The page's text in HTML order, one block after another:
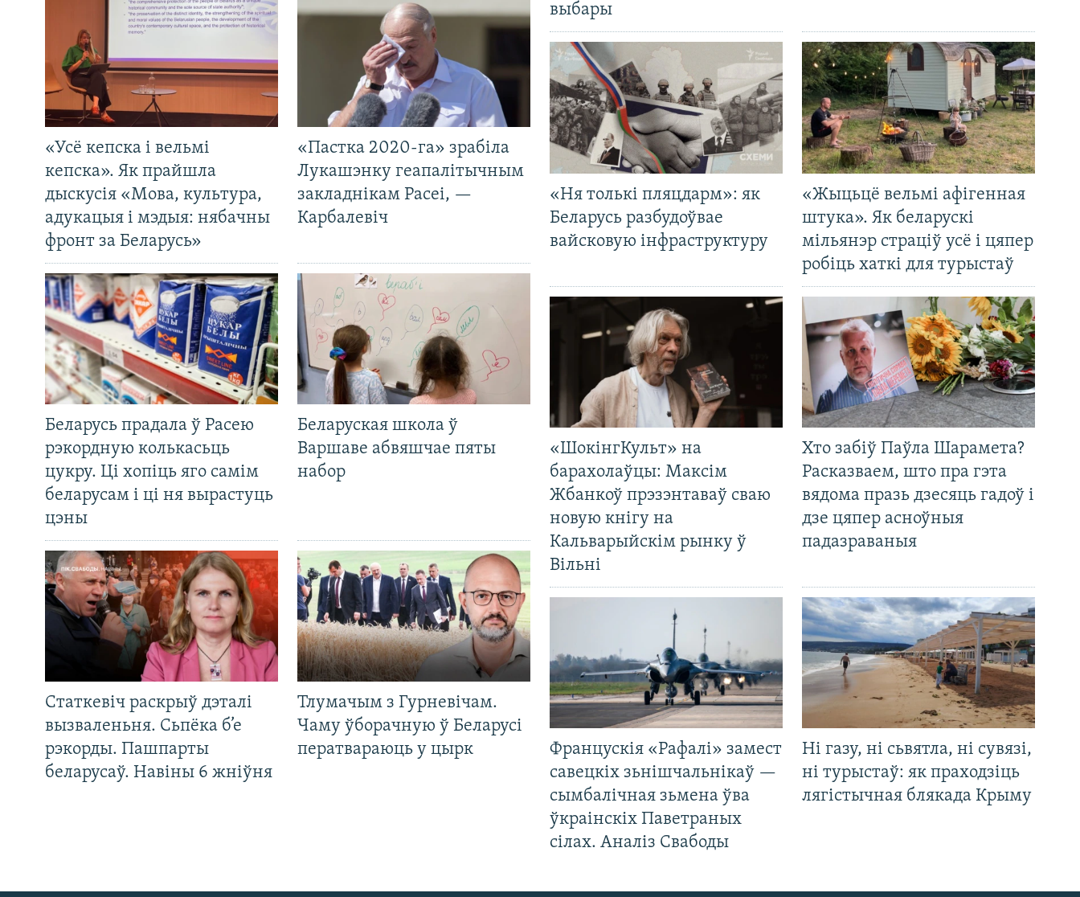
«Усё кепска і вельмі
кепска». Як прайшла
дыскусія «Мова, культура,
адукацыя і мэдыя: нябачны
фронт за Беларусь»
«Пастка 2020-га» зрабіла
Лукашэнку геапалітычным
закладнікам Расеі, —
Карбалевіч
Беларусь прадала ў Расею
рэкордную колькасьць
цукру. Ці хопіць яго самім
беларусам і ці ня вырастуць
цэны
Беларуская школа ў
Варшаве абвяшчае пяты
набор
Статкевіч раскрыў дэталі
вызваленьня. Сьпёка б’е
рэкорды. Пашпарты
беларусаў. Навіны 6 жніўня
Тлумачым з Гурневічам.
Чаму ўборачную ў Беларусі
ператвараюць у цырк
выбары
«Ня толькі пляцдарм»: як
Беларусь разбудоўвае
вайсковую інфраструктуру
«Жыцьцё вельмі афігенная
штука». Як беларускі
мільянэр страціў усё і цяпер
робіць хаткі для турыстаў
«ШокінгКульт» на
барахолаўцы: Максім
Жбанкоў прэзэнтаваў сваю
новую кнігу на
Кальварыйскім рынку ў
Вільні
Хто забіў Паўла Шарамета?
Расказваем, што пра гэта
вядома празь дзесяць гадоў і
дзе цяпер асноўныя
падазраваныя
Францускія «Рафалі» замест
савецкіх зьнішчальнікаў —
сымбалічная зьмена ўва
ўкраінскіх Паветраных
сілах. Аналіз Свабоды
Ні газу, ні сьвятла, ні сувязі,
ні турыстаў: як праходзіць
лягістычная блякада Крыму